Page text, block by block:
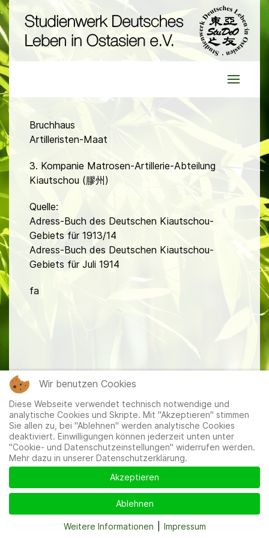
Bruchhaus
Artilleristen-Maat
3. Kompanie Matrosen-Artillerie-Abteilung
Kiautschou (膠州)
Quelle:
Adress-Buch des Deutschen Kiautschou-
Gebiets für 1913/14
Adress-Buch des Deutschen Kiautschou-
Gebiets für Juli 1914
fa
Mitglieder| Impressum| Datenschutzerklärung
Wir benutzen Cookies
Diese Webseite verwendet technisch notwendige und
analytische Cookies und Skripte. Mit "Akzeptieren" stimmen
Sie allen zu, bei "Ablehnen" werden analytische Cookies
deaktiviert. Einwilligungen können jederzeit unten unter
"Cookie- und Datenschutzeinstellungen" widerrufen werden.
Mehr dazu in unserer Datenschutzerklärung.
Akzeptieren
Ablehnen
Weitere Informationen Impressum